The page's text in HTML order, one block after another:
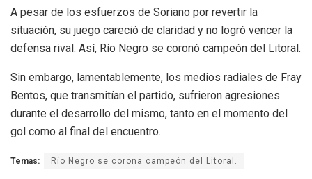
A pesar de los esfuerzos de Soriano por revertir la
situación, su juego careció de claridad y no logró vencer la
defensa rival. Así, Río Negro se coronó campeón del Litoral.
Sin embargo, lamentablemente, los medios radiales de Fray
Bentos, que transmitían el partido, sufrieron agresiones
durante el desarrollo del mismo, tanto en el momento del
gol como al final del encuentro.
Temas: Río Negro se corona campeón del Litoral.